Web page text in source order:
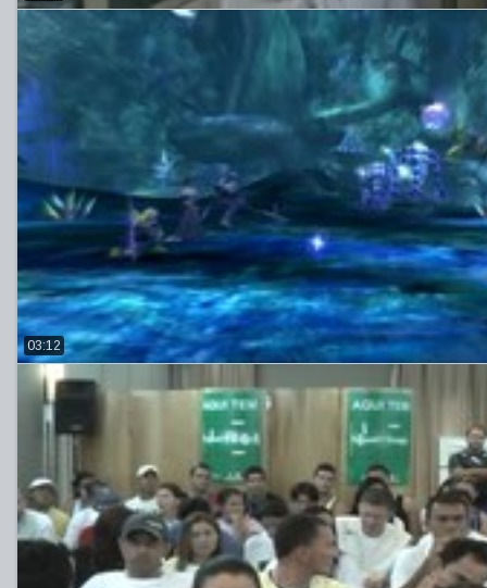
03:12